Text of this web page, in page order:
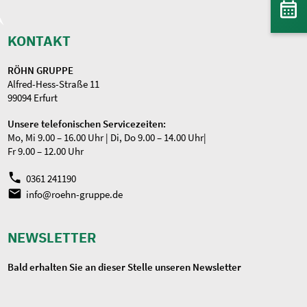
KONTAKT
RÖHN GRUPPE
Alfred-Hess-Straße 11
99094 Erfurt
Unsere telefonischen Servicezeiten:
Mo, Mi 9.00 – 16.00 Uhr | Di, Do 9.00 – 14.00 Uhr|
Fr 9.00 – 12.00 Uhr
0361 241190
info@roehn-gruppe.de
NEWSLETTER
Bald erhalten Sie an dieser Stelle unseren Newsletter